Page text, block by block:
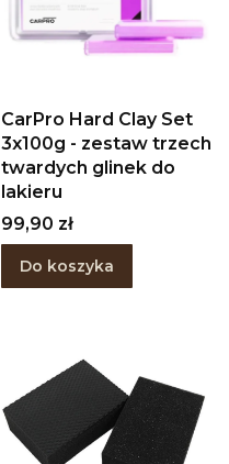
CarPro Hard Clay Set
3x100g - zestaw trzech
twardych glinek do
lakieru
Cena
99,90 zł
Do koszyka